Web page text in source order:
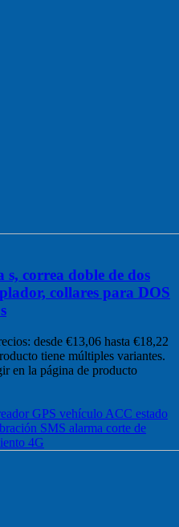
correa doble de dos
collares para DOS
desde €13,06 hasta €18,22
tiene múltiples variantes.
en la página de producto